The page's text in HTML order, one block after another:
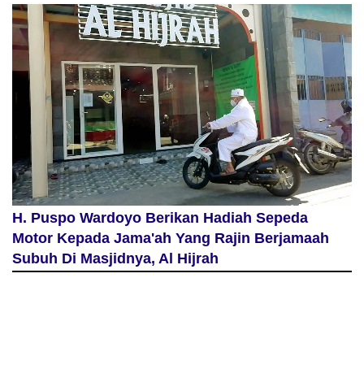
H. Puspo Wardoyo Berikan Hadiah Sepeda
Motor Kepada Jama'ah Yang Rajin Berjamaah
Subuh Di Masjidnya, Al Hijrah